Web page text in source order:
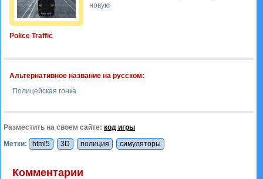
Police Traffic
новую
Альтернативное название на русском:
Полицейская гонка
Разместить на своем сайте: код игры
Метки:
html5 3D полиция симуляторы
Комментарии